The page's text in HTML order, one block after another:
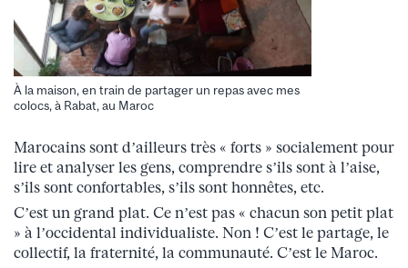
À la maison, en train de partager un repas avec mes
colocs, à Rabat, au Maroc
Marocains sont d’ailleurs très « forts » socialement pour
lire et analyser les gens, comprendre s’ils sont à l’aise,
s’ils sont confortables, s’ils sont honnêtes, etc.
C’est un grand plat. Ce n’est pas « chacun son petit plat
» à l’occidental individualiste. Non ! C’est le partage, le
collectif, la fraternité, la communauté. C’est le Maroc.